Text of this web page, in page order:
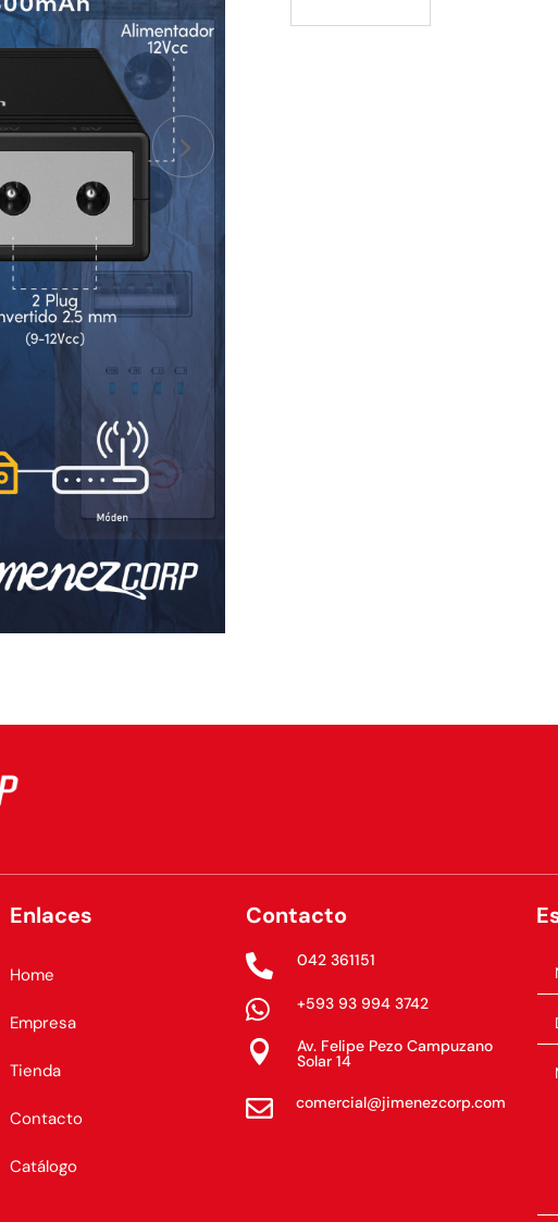
Enlaces
Home
Empresa
Tienda
Contacto
Catálogo
Contacto
 042 361151
 +593 93 994 3742
 Av. Felipe Pezo Campuzano
Solar 14
 comercial@jimenezcorp.com